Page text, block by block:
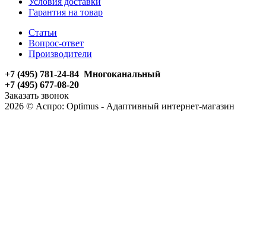
Гарантия на товар
Статьи
Вопрос-ответ
Производители
+7 (495) 781-24-84 Многоканальный
+7 (495) 677-08-20
Заказать звонок
2026 © Аспро: Optimus - Адаптивный интернет-магазин